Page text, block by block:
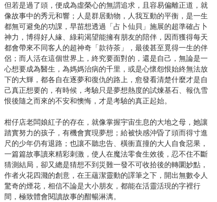
但若是過了頭，便成為虛榮心的無謂追求，且容易偏離正道，就
像故事中的秀元和響；人是群居動物，人我互動的平衡，是一生
都無可避免的功課，早苗想透過「占卜仙貝」施展的超準確占卜
神力，博得好人緣、綠莉渴望能擁有朋友的陪伴，因而獲得每天
都會帶來不同客人的超神奇「款待茶」，最後甚至覓得一生的伴
侶；而人活在這個世界上，終究要面對的，還是自己，無論是一
心想要成為醫生，為媽媽治病的千里，或是心懷怨恨始終無法放
下的大輝，都各自在逐夢和復仇的路上，愈發看清楚什麼才是自
己真正想要的，有時候，考驗只是夢想熱度的試煉基石、報仇雪
恨後隨之而來的不安和懊悔，才是考驗的真正起始。
柑仔店老闆娘紅子的存在，就像掌握宇宙生息的大地之母，她讓
踏實努力的孩子，有機會實現夢想；給被快感沖昏了頭而得寸進
尺的少年仍有退路；也讓不聽忠告、橫衝直撞的大人自食惡果，
一篇篇故事讀來精彩刺激，使人在魔法零食生效後，忍不住不斷
猜測結局，卻又總是猜想不到災難一發不可收拾後的轉圜妙點，
作者火花四濺的創意，在王蘊潔靈動的譯筆之下，開出無數令人
驚奇的煙花，相信不論是大小朋友，都能在活靈活現的字裡行
間，極致體會閱讀故事的酣暢淋漓。